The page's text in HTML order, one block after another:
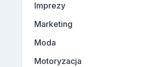
Imprezy
Marketing
Moda
Motoryzacja